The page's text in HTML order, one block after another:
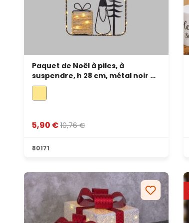
Paquet de Noël à piles, à
suspendre, h 28 cm, métal noir et
MicroLED blanc chaud
5,90 € 10,76 €
80171